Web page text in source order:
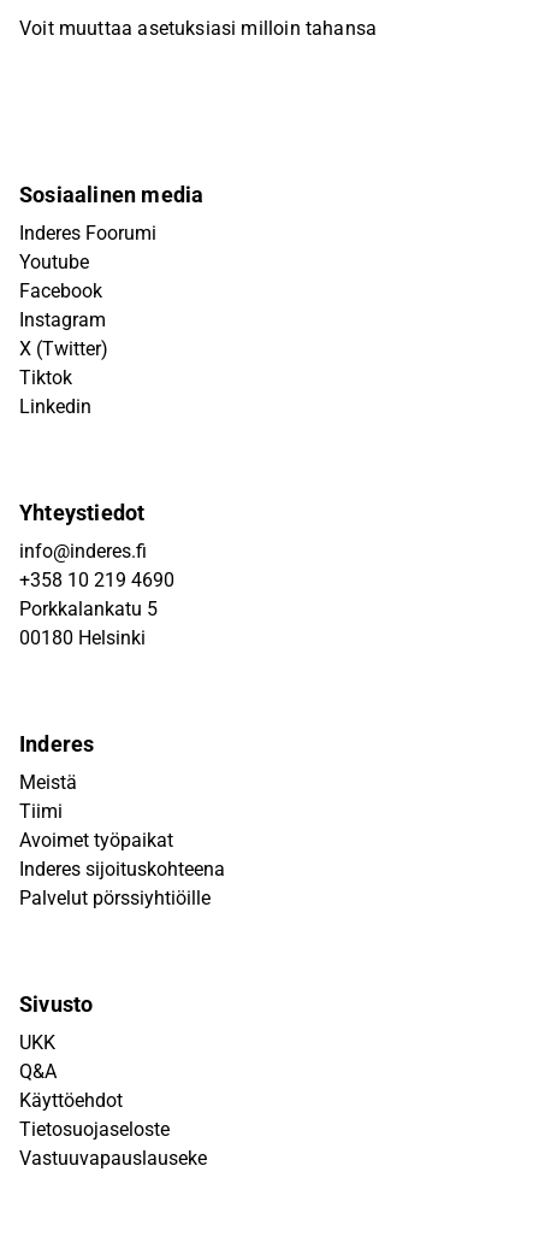
Voit muuttaa asetuksiasi milloin tahansa
Sosiaalinen media
Inderes Foorumi
Youtube
Facebook
Instagram
X (Twitter)
Tiktok
Linkedin
Yhteystiedot
info@inderes.fi
+358 10 219 4690
Porkkalankatu 5
00180 Helsinki
Inderes
Meistä
Tiimi
Avoimet työpaikat
Inderes sijoituskohteena
Palvelut pörssiyhtiöille
Sivusto
UKK
Q&A
Käyttöehdot
Tietosuojaseloste
Vastuuvapauslauseke